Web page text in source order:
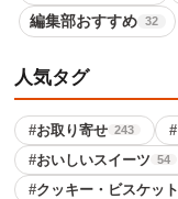
編集部おすすめ 32
人気タグ
#お取り寄せ 243 #
#おいしいスイーツ 54
#クッキー・ビスケット